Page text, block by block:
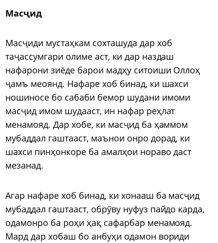
Масҷид
Масҷиди мустаҳкам сохташуда дар хоб
таҷассумгари олиме аст, ки дар наздаш
нафарони зиёде барои мадҳу ситоиши Оллоҳ
ҷамъ меоянд. Нафаре хоб бинад, ки шахси
ношиносе бо сабаби бемор шудани имоми
масҷид имом шудааст, ин нафар реҳлат
менамояд. Дар хобе, ки масҷид ба ҳаммом
мубаддал гаштааст, маънои онро дорад, ки
шахси пинҳонкоре ба амалҳои нораво даст
мезанад.
Агар нафаре хоб бинад, ки хонааш ба масҷид
мубаддал гаштааст, обрӯву нуфуз пайдо карда,
одамонро ба роҳи ҳақ сафарбар менамояд.
Мард дар хобаш бо анбуҳи одамон вориди